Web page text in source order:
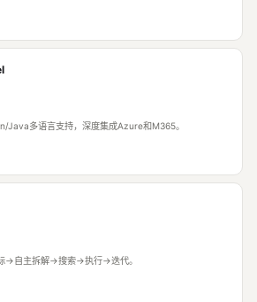
Java多语言支持，深度集成Azure和M365。
→自主拆解→搜索→执行→迭代。